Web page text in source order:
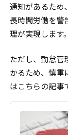
通知があるため
長時間労働を警
理が実現します。
ただし、勤怠
かるため、慎重
はこちらの記事